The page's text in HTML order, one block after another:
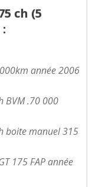
ch (5
année 2006
BVM .70 000
boite manuel 315
175 FAP année